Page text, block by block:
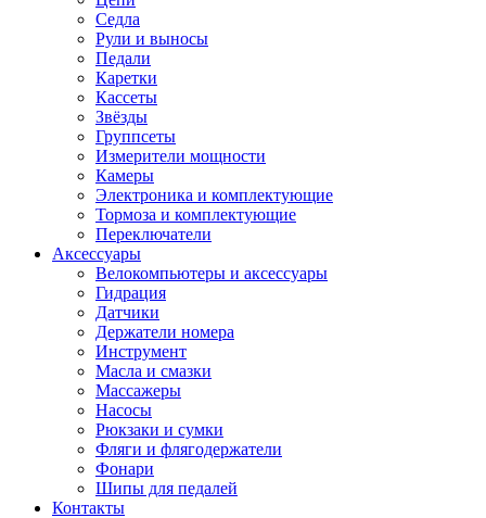
Седла
Рули и выносы
Педали
Каретки
Кассеты
Звёзды
Группсеты
Измерители мощности
Камеры
Электроника и комплектующие
Тормоза и комплектующие
Переключатели
Аксессуары
Велокомпьютеры и аксессуары
Гидрация
Датчики
Держатели номера
Инструмент
Масла и смазки
Массажеры
Насосы
Рюкзаки и сумки
Фляги и флягодержатели
Фонари
Шипы для педалей
Контакты